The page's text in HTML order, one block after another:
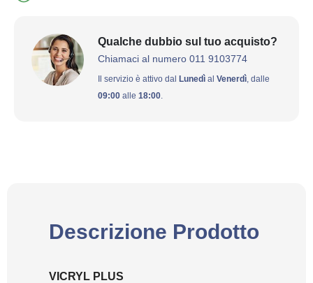
Qualche dubbio sul tuo acquisto?
Chiamaci al numero 011 9103774
Il servizio è attivo dal Lunedì al Venerdì, dalle
09:00 alle 18:00.
Descrizione Prodotto
VICRYL PLUS